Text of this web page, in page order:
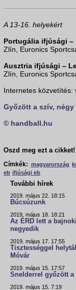
A 13-16. helyekért
Portugália ifjúsági –
Zlín, Euronics
Ausztria ifjúsági –
Zlín, Euronics
Internetes közvetítés:
Győzött a szív,
© handball.hu
Oszd meg ezt a cikket!
Címkék: magyarország
eb ifjúsági eb
További hírek
2019. május 22. 18:15
Búcsúzunk
2019. május 18. 18:21
Az ÉRD lett a bajnoki
negyedik
2019. május 17. 17:55
Tisztességgel
Móvár
2019. május 15. 17:57
Snelderrel győzött a
2019. május 15. 7:19